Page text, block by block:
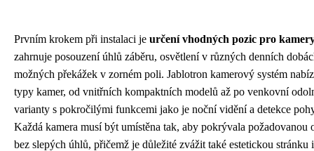
Prvním krokem při instalaci je určení vhodných pozic pro
zahrnuje posouzení úhlů záběru, osvětlení v různých denních
možných překážek v zorném poli. Jablotron kamerový systém
typy kamer, od vnitřních kompaktních modelů až po venkovní
varianty s pokročilými funkcemi jako je noční vidění a detekce
Každá kamera musí být umístěna tak, aby pokrývala požadovanou
bez slepých úhlů, přičemž je důležité zvážit také estetickou stránku